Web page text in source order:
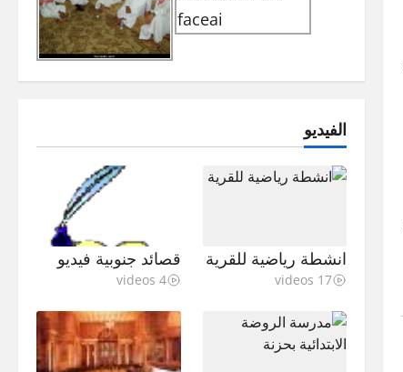
الفيديو
انشطة رياضية للقرية
17 videos
قصائد جنوبية فيديو
4 videos